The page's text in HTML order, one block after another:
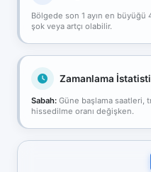
Bölgede son 1 ayın en
şok veya artçı olabilir.
Zamanlama
Sabah: Güne başlama saatleri,
hissedilme oranı değişken.